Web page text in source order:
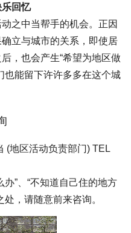
乐回忆
之中当帮手的机会。正因
立与城市的关系，即使居
，也会产生“希望为地区做
也能留下许许多多在这个城
(地区活动负责部门) TEL
”、“不知道自己住的地方
，请随意前来咨询。